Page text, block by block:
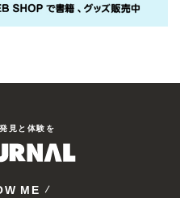
⾒と体験を
ME